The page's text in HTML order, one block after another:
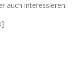
auch interessieren: